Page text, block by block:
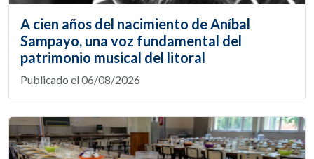
A cien años del nacimiento de Aníbal
Sampayo, una voz fundamental del
patrimonio musical del litoral
Publicado el 06/08/2026